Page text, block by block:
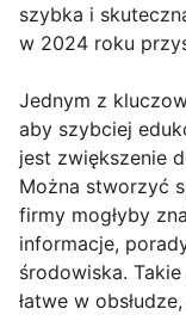
szybka i
w 2024 roku
Jednym z
aby szybciej
jest zwiększenie
Można stworzyć
firmy mogłyby
informacje,
środowiska.
łatwe w